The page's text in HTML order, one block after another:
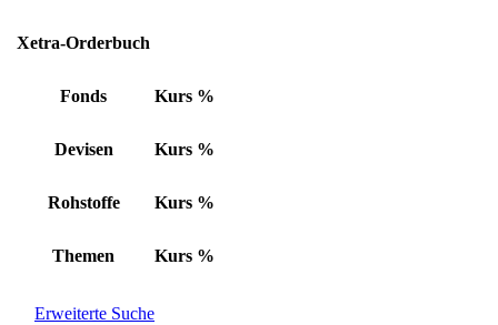
Xetra-Orderbuch
Fonds Kurs %
Devisen Kurs %
Rohstoffe Kurs %
Themen Kurs %
Erweiterte Suche